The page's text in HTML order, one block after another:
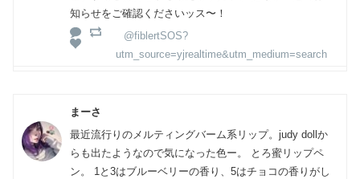
知らせをご確認くださいッス〜！
@fiblertSOS?
utm_source=yjrealtime&utm_medium=search
まーさ
最近流行りのメルティングバーム系リップ。judy dollか
らも出たようなので気になった色ー。 とろ蜜リップペ
ン。 1と3はブルーベリーの香り、5はチョコの香りがし